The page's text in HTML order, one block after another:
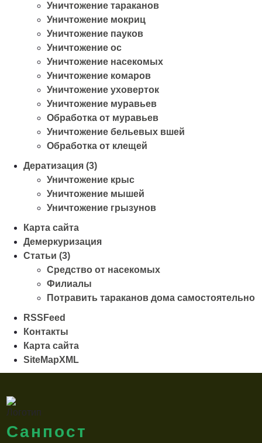
Уничтожение тараканов
Уничтожение мокриц
Уничтожение пауков
Уничтожение ос
Уничтожение насекомых
Уничтожение комаров
Уничтожение уховерток
Уничтожение муравьев
Обработка от муравьев
Уничтожение бельевых вшей
Обработка от клещей
Дератизация (3)
Уничтожение крыс
Уничтожение мышей
Уничтожение грызунов
Карта сайта
Демеркуризация
Статьи (3)
Средство от насекомых
Филиалы
Потравить тараканов дома самостоятельно
RSSFeed
Контакты
Карта сайта
SiteMapXML
Санпост